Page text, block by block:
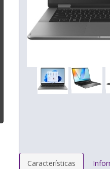
Características